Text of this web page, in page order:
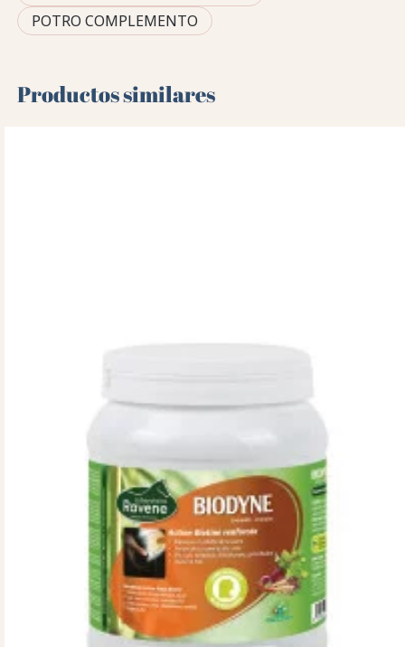
POTRO COMPLEMENTO
Productos similares